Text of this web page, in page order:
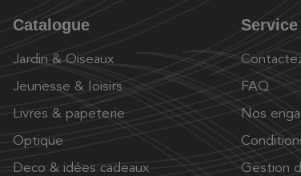
Catalogue
Jardin & Oiseaux
Jeunesse & loisirs
Livres & papeterie
Optique
Deco & idées cadeaux
FAQ
Nos
Gestion